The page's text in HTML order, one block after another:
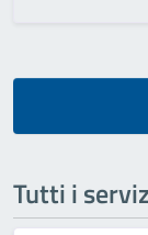
Tutti i